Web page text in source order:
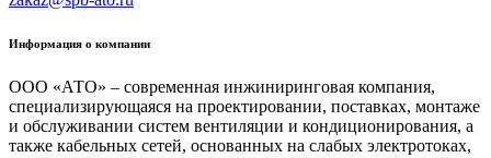
Информация о компании
ООО «АТО» – современная инжиниринговая компания,
специализирующаяся на проектировании, поставках, монтаже
и обслуживании систем вентиляции и кондиционирования, а
также кабельных сетей, основанных на слабых электротоках,